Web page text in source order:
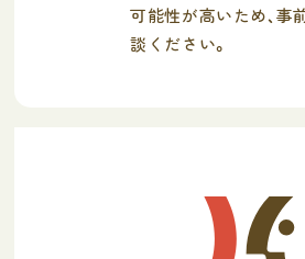
可能性が高いため、事
談ください。